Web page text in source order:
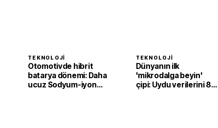
TEKNOLOJI
Otomotivde hibrit
batarya dönemi: Daha
ucuz Sodyum-iyon
TEKNOLOJI
Dünyanın ilk
'mikrodalga beyin'
çipi: Uydu verilerini 8